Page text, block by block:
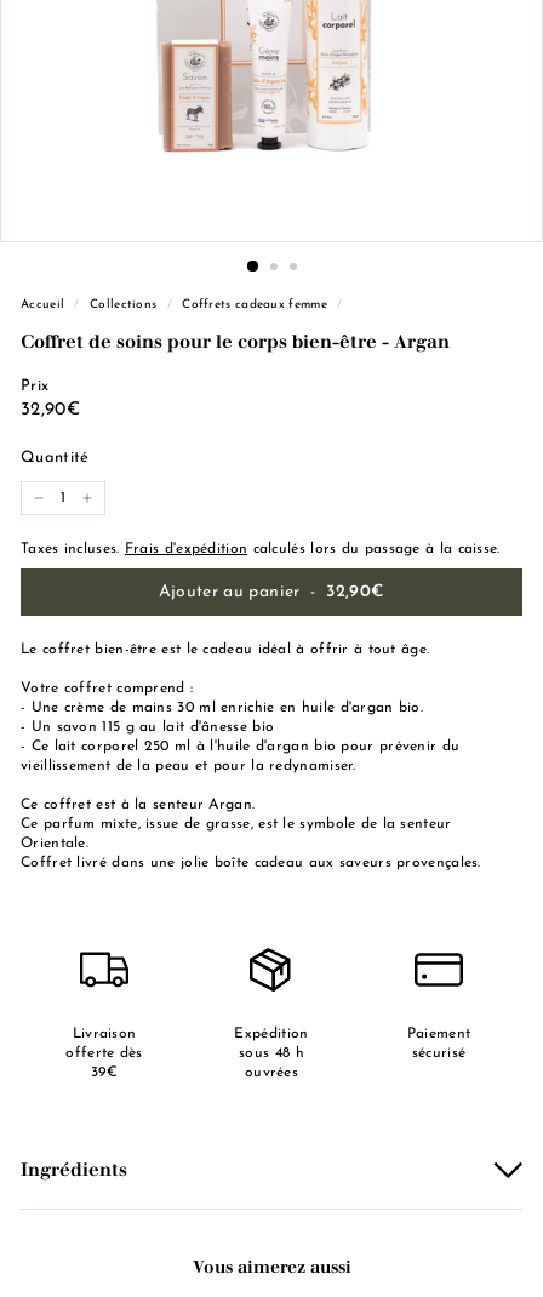
l
e
Accueil / Collections / Coffrets cadeaux femme /
Coffret de soins pour le corps bien-être - Argan
Prix
Prix
32,90€32,90€
Quantité
Taxes incluses. Frais d'expédition calculés lors du passage à la caisse.
Ajouter au panier - 32,90€
Le coffret bien-être est le cadeau idéal à offrir à tout âge.
Votre coffret comprend :
- Une crème de mains 30 ml enrichie en huile d'argan bio.
- Un savon 115 g au lait d'ânesse bio
- Ce lait corporel 250 ml à l'huile d'argan bio pour prévenir du
vieillissement de la peau et pour la redynamiser.
Ce coffret est à la senteur Argan.
Ce parfum mixte, issue de grasse, est le symbole de la senteur
Orientale.
Coffret livré dans une jolie boîte cadeau aux saveurs provençales.
Livraison
offerte dès
39€
Expédition
sous 48 h
ouvrées
Paiement
sécurisé
Ingrédients
Vous aimerez aussi